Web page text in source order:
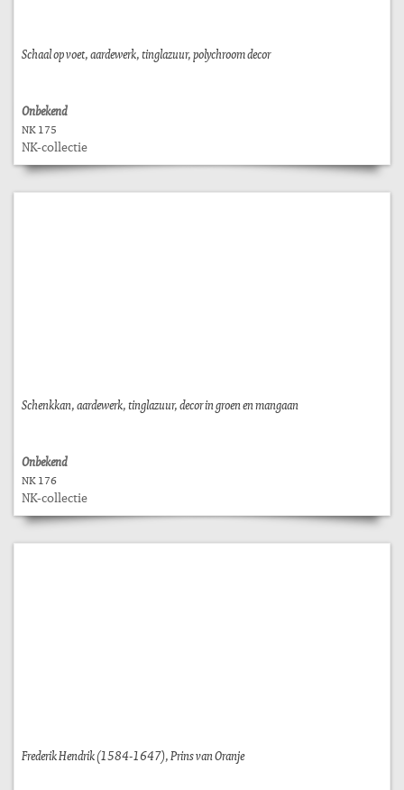
Schaal op voet, aardewerk, tinglazuur, polychroom decor
Onbekend
NK 175
NK-collectie
Schenkkan, aardewerk, tinglazuur, decor in groen en mangaan
Onbekend
NK 176
NK-collectie
Frederik Hendrik (1584-1647), Prins van Oranje